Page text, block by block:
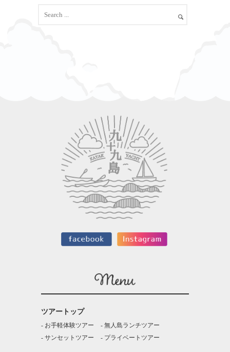
ツアートップ
お手軽体験ツアー
無人島ランチツアー
サンセットツアー
プライベートツアー